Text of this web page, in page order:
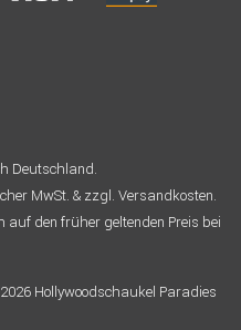
Deutschland.
MwSt. & zzgl. Versandkosten.
auf den früher geltenden Preis bei
Hollywoodschaukel Paradies